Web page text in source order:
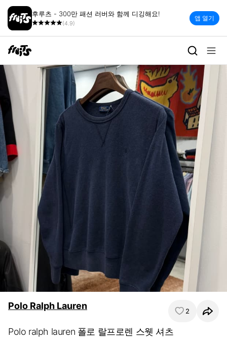
후루츠 - 300만 패션 러버와 함께 디깅해요!
(4.9)
앱 열기
Polo Ralph Lauren 2
Polo ralph lauren 폴로 랄프로렌 스웻 셔츠